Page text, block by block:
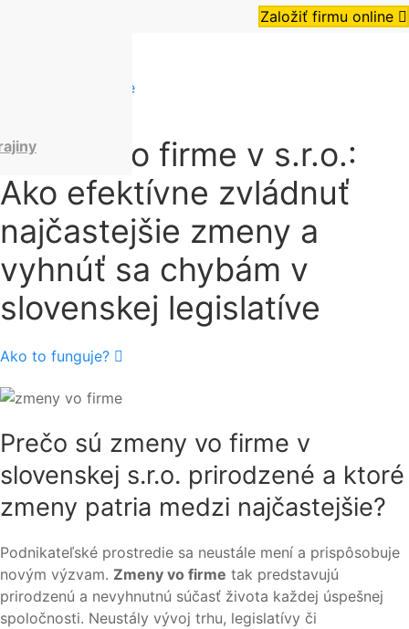
Založiť firmu online
zmeny vo firme
Zmeny vo firme v s.r.o.:
Ako efektívne zvládnuť
najčastejšie zmeny a
vyhnúť sa chybám v
slovenskej legislatíve
Ako to funguje?
Prečo sú zmeny vo firme v
slovenskej s.r.o. prirodzené a ktoré
zmeny patria medzi najčastejšie?
Podnikateľské prostredie sa neustále mení a prispôsobuje
novým výzvam. Zmeny vo firme tak predstavujú
prirodzenú a nevyhnutnú súčasť života každej úspešnej
spoločnosti. Neustály vývoj trhu, legislatívy či